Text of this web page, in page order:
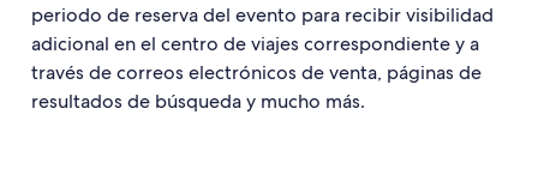
periodo de reserva del evento para recibir visibilidad
adicional en el centro de viajes correspondiente y a
través de correos electrónicos de venta, páginas de
resultados de búsqueda y mucho más.